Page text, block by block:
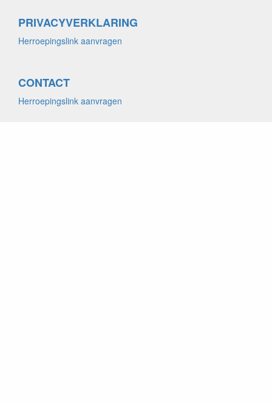
PRIVACYVERKLARING
Herroepingslink aanvragen
CONTACT
Herroepingslink aanvragen